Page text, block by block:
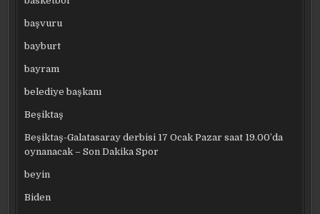
başvuru
bayburt
bayram
belediye başkanı
Beşiktaş
Beşiktaş-Galatasaray derbisi 17 Ocak Pazar saat 19.00’da
oynanacak – Son Dakika Spor
beyin
Biden